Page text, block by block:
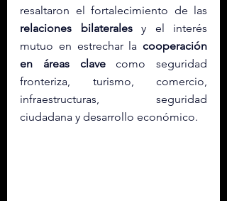
relaciones bilaterales y el interés
mutuo en estrechar la cooperación
en áreas clave como seguridad
fronteriza, turismo, comercio,
infraestructuras, seguridad
ciudadana y desarrollo económico.